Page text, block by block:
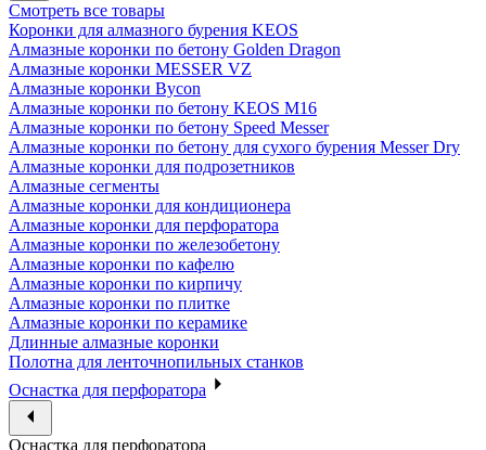
Смотреть все товары
Коронки для алмазного бурения KEOS
Алмазные коронки по бетону Golden Dragon
Алмазные коронки MESSER VZ
Алмазные коронки Bycon
Алмазные коронки по бетону KEOS M16
Алмазные коронки по бетону Speed Messer
Алмазные коронки по бетону для сухого бурения Messer Dry
Алмазные коронки для подрозетников
Алмазные сегменты
Алмазные коронки для кондиционера
Алмазные коронки для перфоратора
Алмазные коронки по железобетону
Алмазные коронки по кафелю
Алмазные коронки по кирпичу
Алмазные коронки по плитке
Алмазные коронки по керамике
Длинные алмазные коронки
Полотна для ленточнопильных станков
Оснастка для перфоратора
Оснастка для перфоратора